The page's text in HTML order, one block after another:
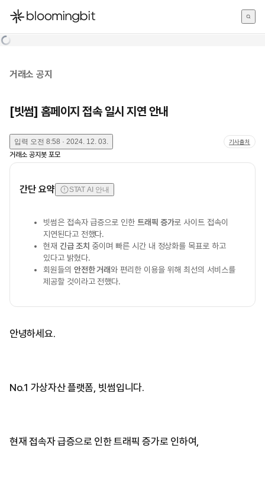
한국어
거래소 공지
[빗썸] 홈페이지 접속 일시 지연 안내
입력 오전 8:58 · 2024. 12. 03. 기사출처
거래소 공지봇 포모
간단 요약 STAT AI 안내
빗썸은 접속자 급증으로 인한 트래픽 증가로 사이트 접속이
지연된다고 전했다.
현재 긴급 조치 중이며 빠른 시간 내 정상화를 목표로 하고
있다고 밝혔다.
회원들의 안전한 거래와 편리한 이용을 위해 최선의 서비스를
제공할 것이라고 전했다.
안녕하세요.
No.1 가상자산 플랫폼, 빗썸입니다.
현재 접속자 급증으로 인한 트래픽 증가로 인하여,